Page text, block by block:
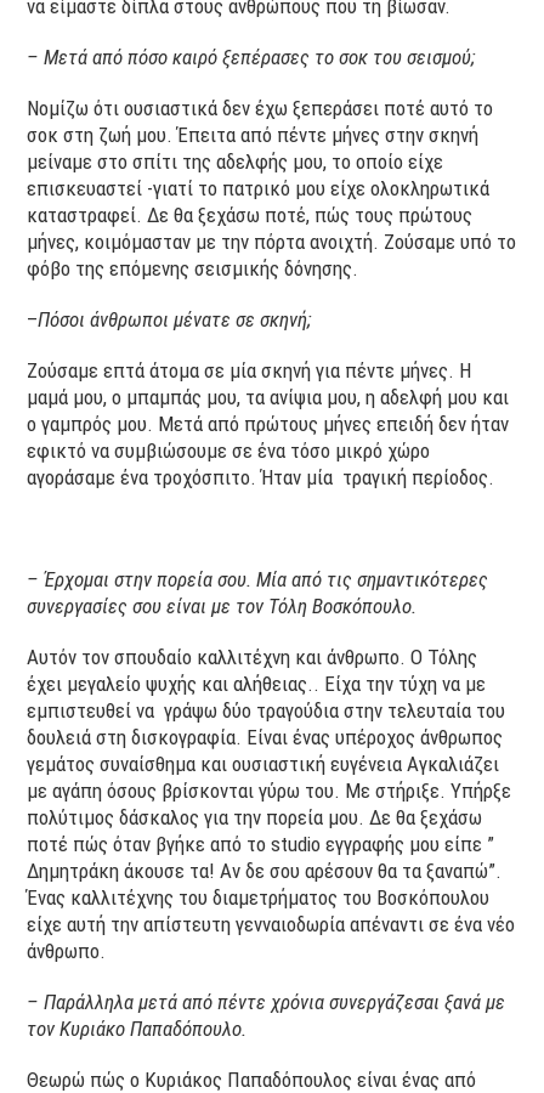
να είμαστε δίπλα στους ανθρώπους που τη βίωσαν.
– Μετά από πόσο καιρό ξεπέρασες το σοκ του σεισμού;
Νομίζω ότι ουσιαστικά δεν έχω ξεπεράσει ποτέ αυτό το
σοκ στη ζωή μου. Έπειτα από πέντε μήνες στην σκηνή
μείναμε στο σπίτι της αδελφής μου, το οποίο είχε
επισκευαστεί -γιατί το πατρικό μου είχε ολοκληρωτικά
καταστραφεί. Δε θα ξεχάσω ποτέ, πώς τους πρώτους
μήνες, κοιμόμασταν με την πόρτα ανοιχτή. Ζούσαμε υπό το
φόβο της επόμενης σεισμικής δόνησης.
–Πόσοι άνθρωποι μένατε σε σκηνή;
Ζούσαμε επτά άτομα σε μία σκηνή για πέντε μήνες. Η
μαμά μου, ο μπαμπάς μου, τα ανίψια μου, η αδελφή μου και
ο γαμπρός μου. Μετά από πρώτους μήνες επειδή δεν ήταν
εφικτό να συμβιώσουμε σε ένα τόσο μικρό χώρο
αγοράσαμε ένα τροχόσπιτο. Ήταν μία τραγική περίοδος.
– Έρχομαι στην πορεία σου. Μία από τις σημαντικότερες
συνεργασίες σου είναι με τον Τόλη Βοσκόπουλο.
Αυτόν τον σπουδαίο καλλιτέχνη και άνθρωπο. Ο Τόλης
έχει μεγαλείο ψυχής και αλήθειας.. Είχα την τύχη να με
εμπιστευθεί να γράψω δύο τραγούδια στην τελευταία του
δουλειά στη δισκογραφία. Είναι ένας υπέροχος άνθρωπος
γεμάτος συναίσθημα και ουσιαστική ευγένεια Αγκαλιάζει
με αγάπη όσους βρίσκονται γύρω του. Με στήριξε. Υπήρξε
πολύτιμος δάσκαλος για την πορεία μου. Δε θα ξεχάσω
ποτέ πώς όταν βγήκε από το studio εγγραφής μου είπε ”
Δημητράκη άκουσε τα! Αν δε σου αρέσουν θα τα ξαναπώ”.
Ένας καλλιτέχνης του διαμετρήματος του Βοσκόπουλου
είχε αυτή την απίστευτη γενναιοδωρία απέναντι σε ένα νέο
άνθρωπο.
– Παράλληλα μετά από πέντε χρόνια συνεργάζεσαι ξανά με
τον Κυριάκο Παπαδόπουλο.
Θεωρώ πώς ο Κυριάκος Παπαδόπουλος είναι ένας από